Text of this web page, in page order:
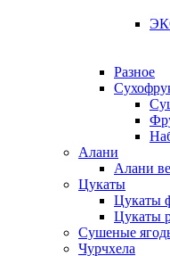
Разное
Алани
Алани
Цукаты
Цукаты
Цукаты
Сушеные
Чурчхела